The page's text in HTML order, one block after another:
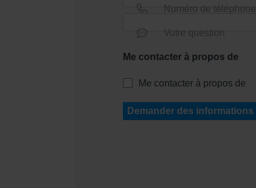
Numéro de téléphone
Votre question
Me contacter à propos de
Me contacter à propos de
Demander des informations